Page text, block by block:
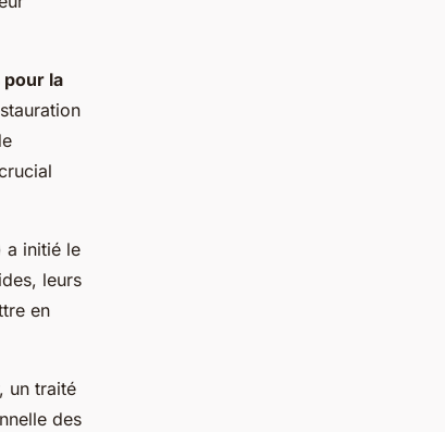
pour la
a initié le
leurs
en
un traité
des